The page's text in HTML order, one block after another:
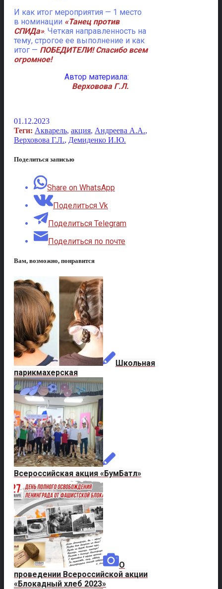
И как итог мероприятия — 1 место
в номинации «Танец против
СПИДа». Четкая направленность на
тему, строгое ее выполнение и как
итог — ПОБЕДИТЕЛИ! Спасибо всем
огромное!
Автор материала:
Верховова Г.Л.
01.12.2023
Теги: Акварель, акция, Андреева А.А.,
Верховова Г.Л., Демиденко И.Ю.
Поделиться записью
Share on WhatsApp
Поделиться Vk
Поделиться Telegram
Поделиться по почте
Вам, возможно, понравится
Школьная
парикмахерская
Всероссийская акция «БумБатл»
О
проведении Всероссийской акции
«Блокадный хлеб 2023»